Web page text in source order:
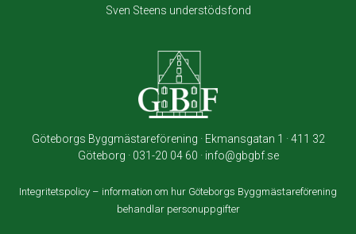
Sven Steens understödsfond
Göteborgs Byggmästareförening · Ekmansgatan 1 · 411 32
Göteborg · 031-20 04 60 · info@gbgbf.se
Integritetspolicy – information om hur Göteborgs Byggmästareförening
behandlar personuppgifter